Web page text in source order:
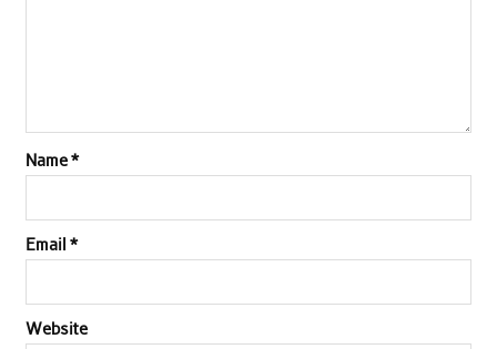
Name*
Email *
Website